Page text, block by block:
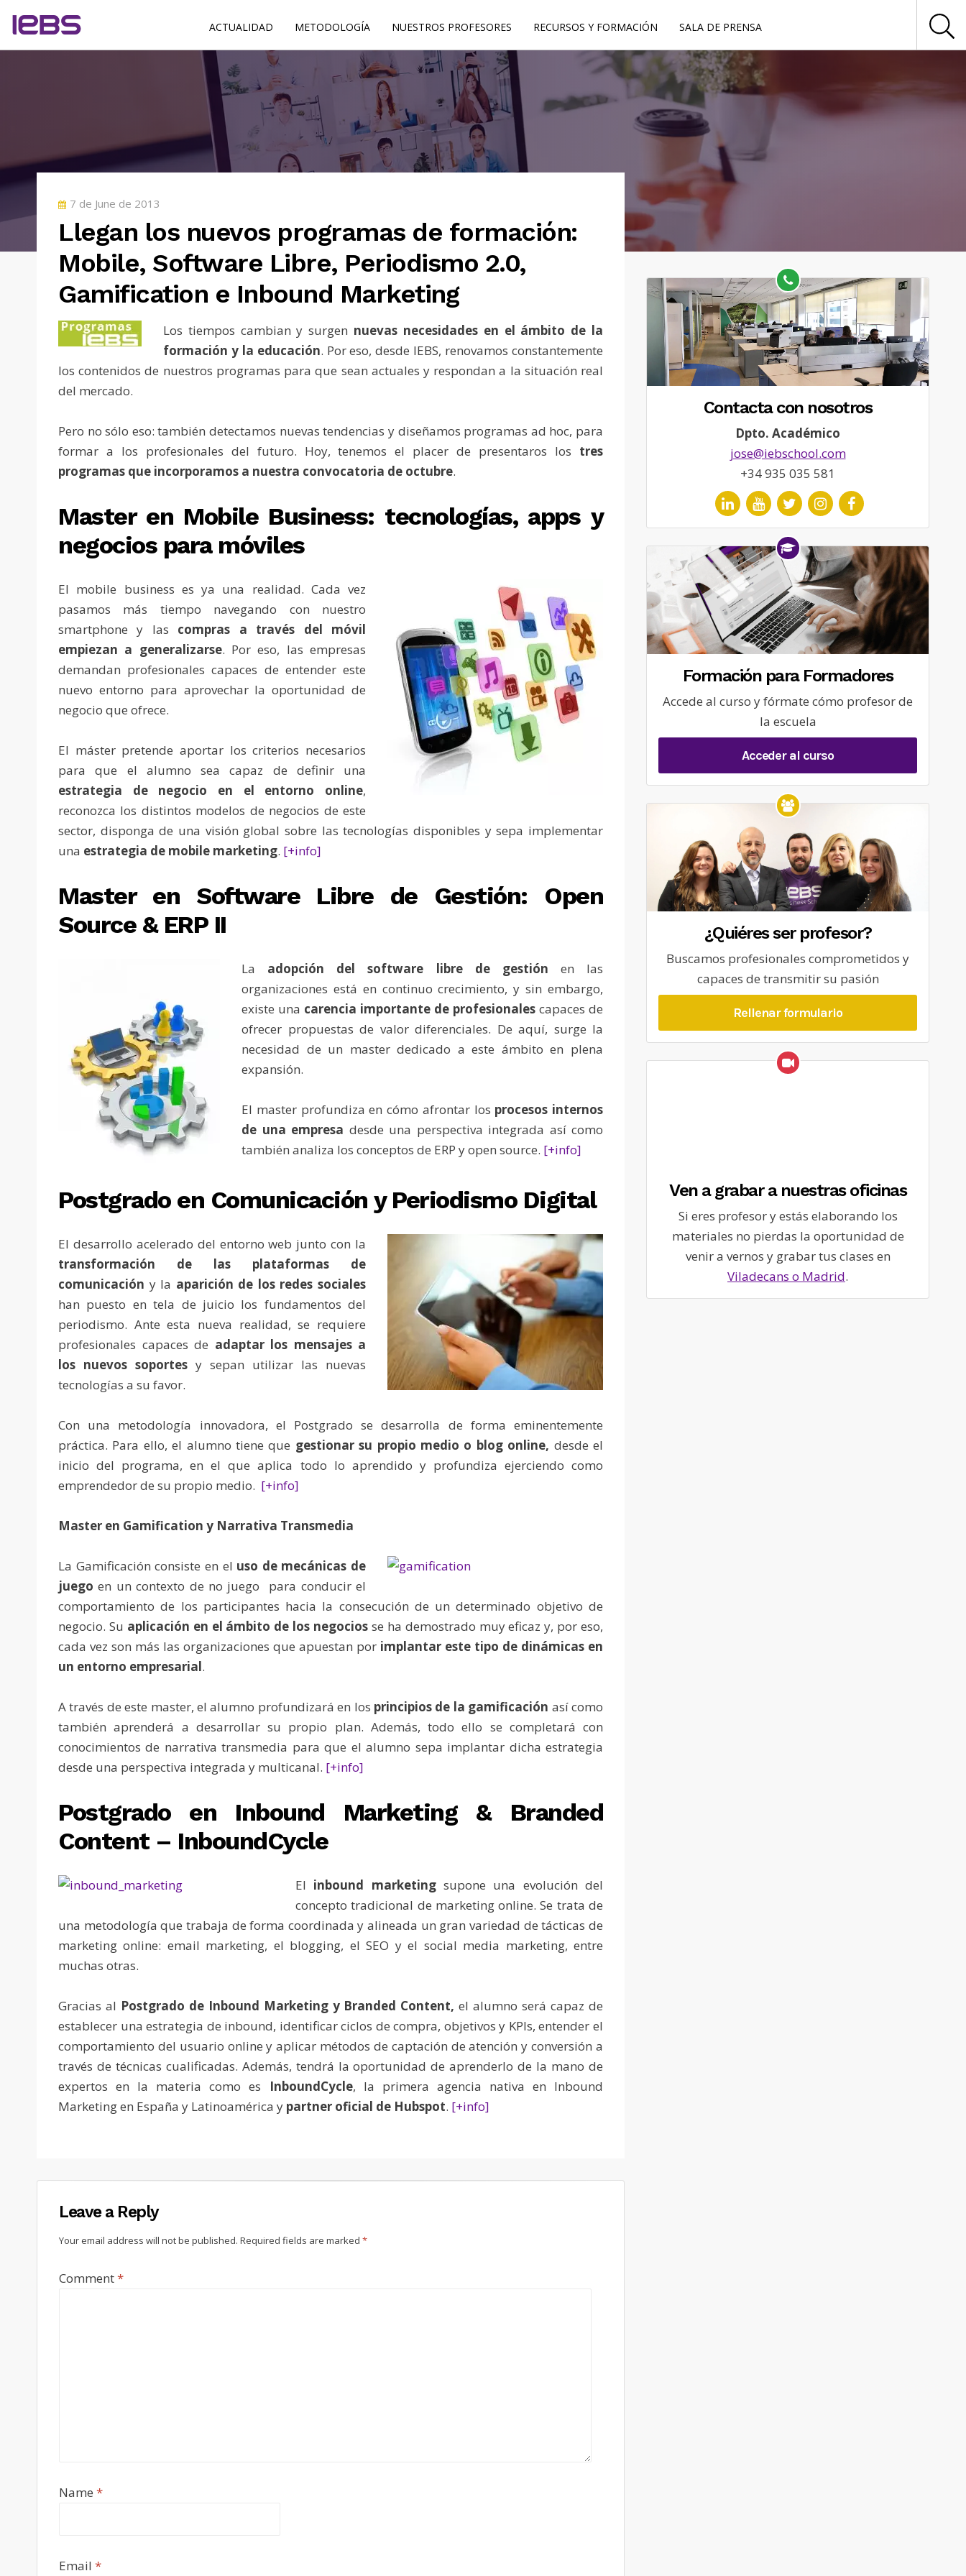
ACTUALIDAD METODOLOGÍA NUESTROS PROFESORES RECURSOS Y FORMACIÓN SALA DE PRENSA
POSTED
ON
7 de June de 2013
Llegan los nuevos programas de formación:
Mobile, Software Libre, Periodismo 2.0,
Gamification e Inbound Marketing
Los tiempos cambian y surgen nuevas necesidades en el ámbito de la
formación y la educación. Por eso, desde IEBS, renovamos constantemente
los contenidos de nuestros programas para que sean actuales y respondan a la situación real
del mercado.
Pero no sólo eso: también detectamos nuevas tendencias y diseñamos programas ad hoc, para
formar a los profesionales del futuro. Hoy, tenemos el placer de presentaros los tres
programas que incorporamos a nuestra convocatoria de octubre.
Master en Mobile Business: tecnologías, apps y
negocios para móviles
El mobile business es ya una realidad. Cada vez
pasamos más tiempo navegando con nuestro
smartphone y las compras a través del móvil
empiezan a generalizarse. Por eso, las empresas
demandan profesionales capaces de entender este
nuevo entorno para aprovechar la oportunidad de
negocio que ofrece.
El máster pretende aportar los criterios necesarios
para que el alumno sea capaz de definir una
estrategia de negocio en el entorno online,
reconozca los distintos modelos de negocios de este
sector, disponga de una visión global sobre las tecnologías disponibles y sepa implementar
una estrategia de mobile marketing. [+info]
Master en Software Libre de Gestión: Open
Source & ERP II
La adopción del software libre de gestión en las
organizaciones está en continuo crecimiento, y sin embargo,
existe una carencia importante de profesionales capaces de
ofrecer propuestas de valor diferenciales. De aquí, surge la
necesidad de un master dedicado a este ámbito en plena
expansión.
El master profundiza en cómo afrontar los procesos internos
de una empresa desde una perspectiva integrada así como
también analiza los conceptos de ERP y open source. [+info]
Postgrado en Comunicación y Periodismo Digital
El desarrollo acelerado del entorno web junto con la
transformación de las plataformas de
comunicación y la aparición de los redes sociales
han puesto en tela de juicio los fundamentos del
periodismo. Ante esta nueva realidad, se requiere
profesionales capaces de adaptar los mensajes a
los nuevos soportes y sepan utilizar las nuevas
tecnologías a su favor.
Con una metodología innovadora, el Postgrado se desarrolla de forma eminentemente
práctica. Para ello, el alumno tiene que gestionar su propio medio o blog online, desde el
inicio del programa, en el que aplica todo lo aprendido y profundiza ejerciendo como
emprendedor de su propio medio. [+info]
Master en Gamification y Narrativa Transmedia
La Gamificación consiste en el uso de mecánicas de
juego en un contexto de no juego para conducir el
comportamiento de los participantes hacia la consecución de un determinado objetivo de
negocio. Su aplicación en el ámbito de los negocios se ha demostrado muy eficaz y, por eso,
cada vez son más las organizaciones que apuestan por implantar este tipo de dinámicas en
un entorno empresarial.
A través de este master, el alumno profundizará en los principios de la gamificación así como
también aprenderá a desarrollar su propio plan. Además, todo ello se completará con
conocimientos de narrativa transmedia para que el alumno sepa implantar dicha estrategia
desde una perspectiva integrada y multicanal. [+info]
Postgrado en Inbound Marketing & Branded
Content – InboundCycle
El inbound marketingsupone una evolución del
concepto tradicional de marketing online. Se trata de
una metodología que trabaja de forma coordinada y alineada un gran variedad de tácticas de
marketing online: email marketing, el blogging, el SEO y el social media marketing, entre
muchas otras.
Gracias al Postgrado de Inbound Marketing y Branded Content,el alumno será capaz de
establecer una estrategia de inbound, identificar ciclos de compra, objetivos y KPIs, entender el
comportamiento del usuario online y aplicar métodos de captación de atención y conversión a
través de técnicas cualificadas. Además, tendrá la oportunidad de aprenderlo de la mano de
expertos en la materia como es InboundCycle, la primera agencia nativa en Inbound
Marketing en España y Latinoamérica y partner oficial de Hubspot. [+info]
Leave a Reply
Your email address will not be published. Required fields are marked *
Comment*
Name *
Email *
Contacta con nosotros
Dpto. Académico
jose@iebschool.com
+34 935 035 581
Formación para Formadores
Accede al curso y fórmate cómo profesor de
la escuela
Acceder al curso
¿Quiéres ser profesor?
Buscamos profesionales comprometidos y
capaces de transmitir su pasión
Rellenar formulario
Ven a grabar a nuestras oficinas
Si eres profesor y estás elaborando los
materiales no pierdas la oportunidad de
venir a vernos y grabar tus clases en
Viladecans o Madrid.